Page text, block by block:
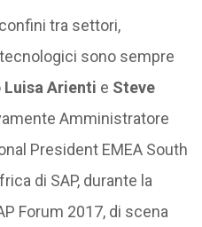
tra settori,
sono sempre
Luisa Arienti e Steve
Amministratore
President EMEA South
di SAP, durante la
Forum 2017, di scena